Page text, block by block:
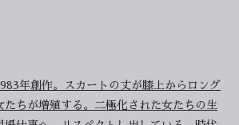
年創作。スカートの丈が膝上からロング
たちが増殖する。二極化された女たちの生